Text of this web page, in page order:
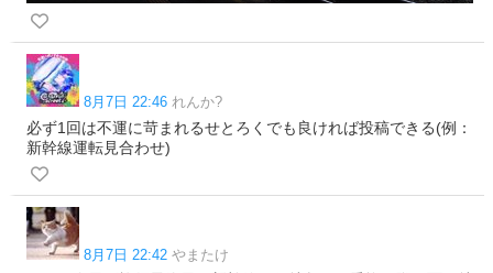
8月7日 22:46 れんか?
必ず1回は不運に苛まれるせとろくでも良ければ投稿できる(例：
新幹線運転見合わせ)
8月7日 22:42 やまたけ